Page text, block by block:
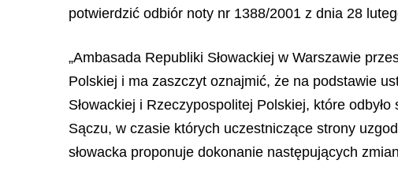
potwierdzić odbiór noty nr 1388/2001 z dnia 28
„Ambasada Republiki Słowackiej w Warszawie
Polskiej i ma zaszczyt oznajmić, że na podstawie
Słowackiej i Rzeczypospolitej Polskiej, które
Sączu, w czasie których uczestniczące strony
słowacka proponuje dokonanie następujących